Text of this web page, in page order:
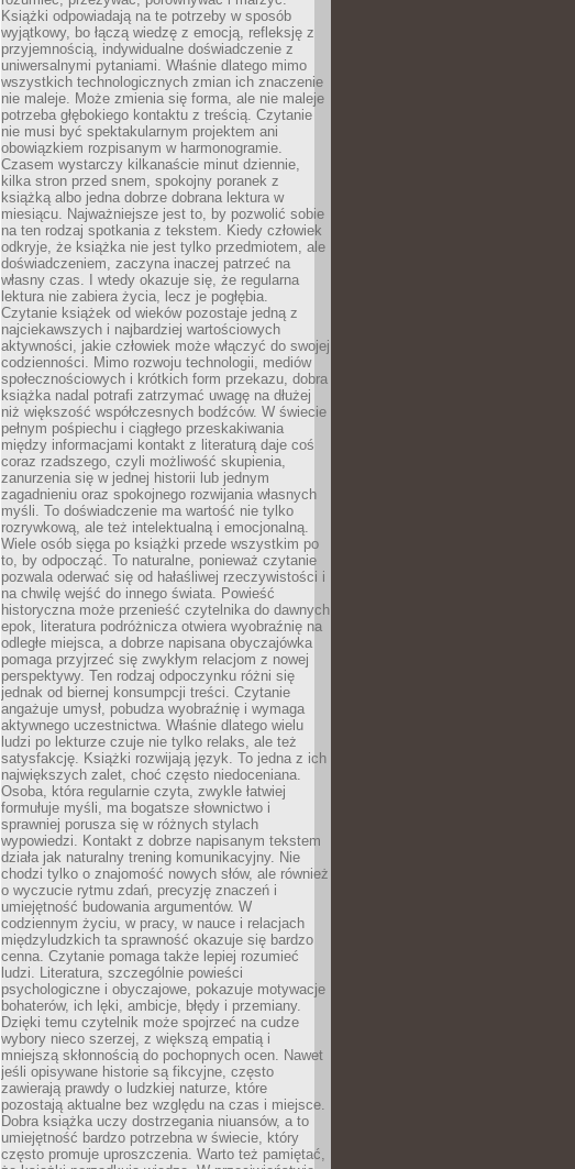
Książki odpowiadają na te potrzeby w sposób
wyjątkowy, bo łączą wiedzę z emocją, refleksję z
przyjemnością, indywidualne doświadczenie z
uniwersalnymi pytaniami. Właśnie dlatego mimo
wszystkich technologicznych zmian ich znaczenie
nie maleje. Może zmienia się forma, ale nie maleje
potrzeba głębokiego kontaktu z treścią. Czytanie
nie musi być spektakularnym projektem ani
obowiązkiem rozpisanym w harmonogramie.
Czasem wystarczy kilkanaście minut dziennie,
kilka stron przed snem, spokojny poranek z
książką albo jedna dobrze dobrana lektura w
miesiącu. Najważniejsze jest to, by pozwolić sobie
na ten rodzaj spotkania z tekstem. Kiedy człowiek
odkryje, że książka nie jest tylko przedmiotem, ale
doświadczeniem, zaczyna inaczej patrzeć na
własny czas. I wtedy okazuje się, że regularna
lektura nie zabiera życia, lecz je pogłębia.
Czytanie książek od wieków pozostaje jedną z
najciekawszych i najbardziej wartościowych
aktywności, jakie człowiek może włączyć do swojej
codzienności. Mimo rozwoju technologii, mediów
społecznościowych i krótkich form przekazu, dobra
książka nadal potrafi zatrzymać uwagę na dłużej
niż większość współczesnych bodźców. W świecie
pełnym pośpiechu i ciągłego przeskakiwania
między informacjami kontakt z literaturą daje coś
coraz rzadszego, czyli możliwość skupienia,
zanurzenia się w jednej historii lub jednym
zagadnieniu oraz spokojnego rozwijania własnych
myśli. To doświadczenie ma wartość nie tylko
rozrywkową, ale też intelektualną i emocjonalną.
Wiele osób sięga po książki przede wszystkim po
to, by odpocząć. To naturalne, ponieważ czytanie
pozwala oderwać się od hałaśliwej rzeczywistości i
na chwilę wejść do innego świata. Powieść
historyczna może przenieść czytelnika do dawnych
epok, literatura podróżnicza otwiera wyobraźnię na
odległe miejsca, a dobrze napisana obyczajówka
pomaga przyjrzeć się zwykłym relacjom z nowej
perspektywy. Ten rodzaj odpoczynku różni się
jednak od biernej konsumpcji treści. Czytanie
angażuje umysł, pobudza wyobraźnię i wymaga
aktywnego uczestnictwa. Właśnie dlatego wielu
ludzi po lekturze czuje nie tylko relaks, ale też
satysfakcję. Książki rozwijają język. To jedna z ich
największych zalet, choć często niedoceniana.
Osoba, która regularnie czyta, zwykle łatwiej
formułuje myśli, ma bogatsze słownictwo i
sprawniej porusza się w różnych stylach
wypowiedzi. Kontakt z dobrze napisanym tekstem
działa jak naturalny trening komunikacyjny. Nie
chodzi tylko o znajomość nowych słów, ale również
o wyczucie rytmu zdań, precyzję znaczeń i
umiejętność budowania argumentów. W
codziennym życiu, w pracy, w nauce i relacjach
międzyludzkich ta sprawność okazuje się bardzo
cenna. Czytanie pomaga także lepiej rozumieć
ludzi. Literatura, szczególnie powieści
psychologiczne i obyczajowe, pokazuje motywacje
bohaterów, ich lęki, ambicje, błędy i przemiany.
Dzięki temu czytelnik może spojrzeć na cudze
wybory nieco szerzej, z większą empatią i
mniejszą skłonnością do pochopnych ocen. Nawet
jeśli opisywane historie są fikcyjne, często
zawierają prawdy o ludzkiej naturze, które
pozostają aktualne bez względu na czas i miejsce.
Dobra książka uczy dostrzegania niuansów, a to
umiejętność bardzo potrzebna w świecie, który
często promuje uproszczenia. Warto też pamiętać,